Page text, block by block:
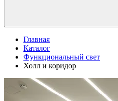
Главная
Каталог
Функциональный свет
Холл и коридор